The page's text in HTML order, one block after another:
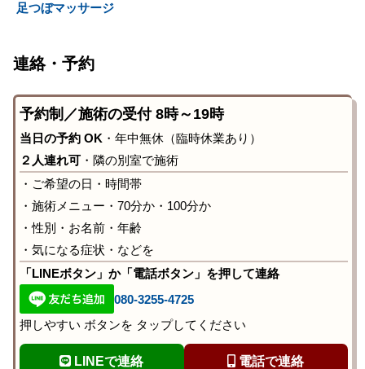
足つぼマッサージ
連絡・予約
予約制／施術の受付 8時～19時
当日の予約 OK ・年中無休（臨時休業あり）
２人連れ可 ・隣の別室で施術
・ご希望の日・時間帯
・施術メニュー・70分か・100分か
・性別・お名前・年齢
・気になる症状・などを
「LINEボタン」か「電話ボタン」を押して連絡
080-3255-4725
押しやすい ボタンを タップしてください
LINEで連絡 電話で連絡